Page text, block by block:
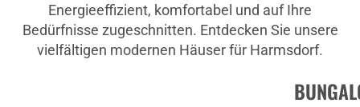
Energieeffizient, komfortabel und auf Ihre
Bedürfnisse zugeschnitten. Entdecken Sie unsere
vielfältigen modernen Häuser für Harmsdorf.